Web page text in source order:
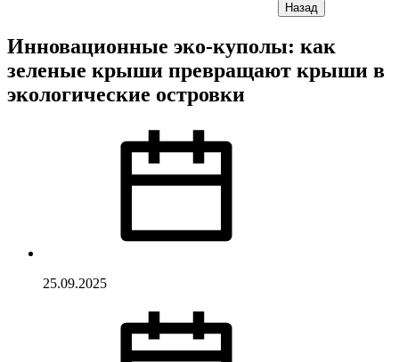
Назад
Инновационные эко-куполы: как
зеленые крыши превращают крыши в
экологические островки
25.09.2025